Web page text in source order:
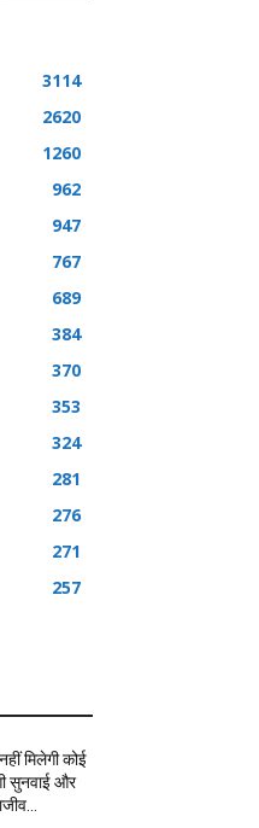
3114
2620
1260
962
947
767
689
384
370
353
324
281
276
271
257
मिलेगी कोई
सुनवाई और